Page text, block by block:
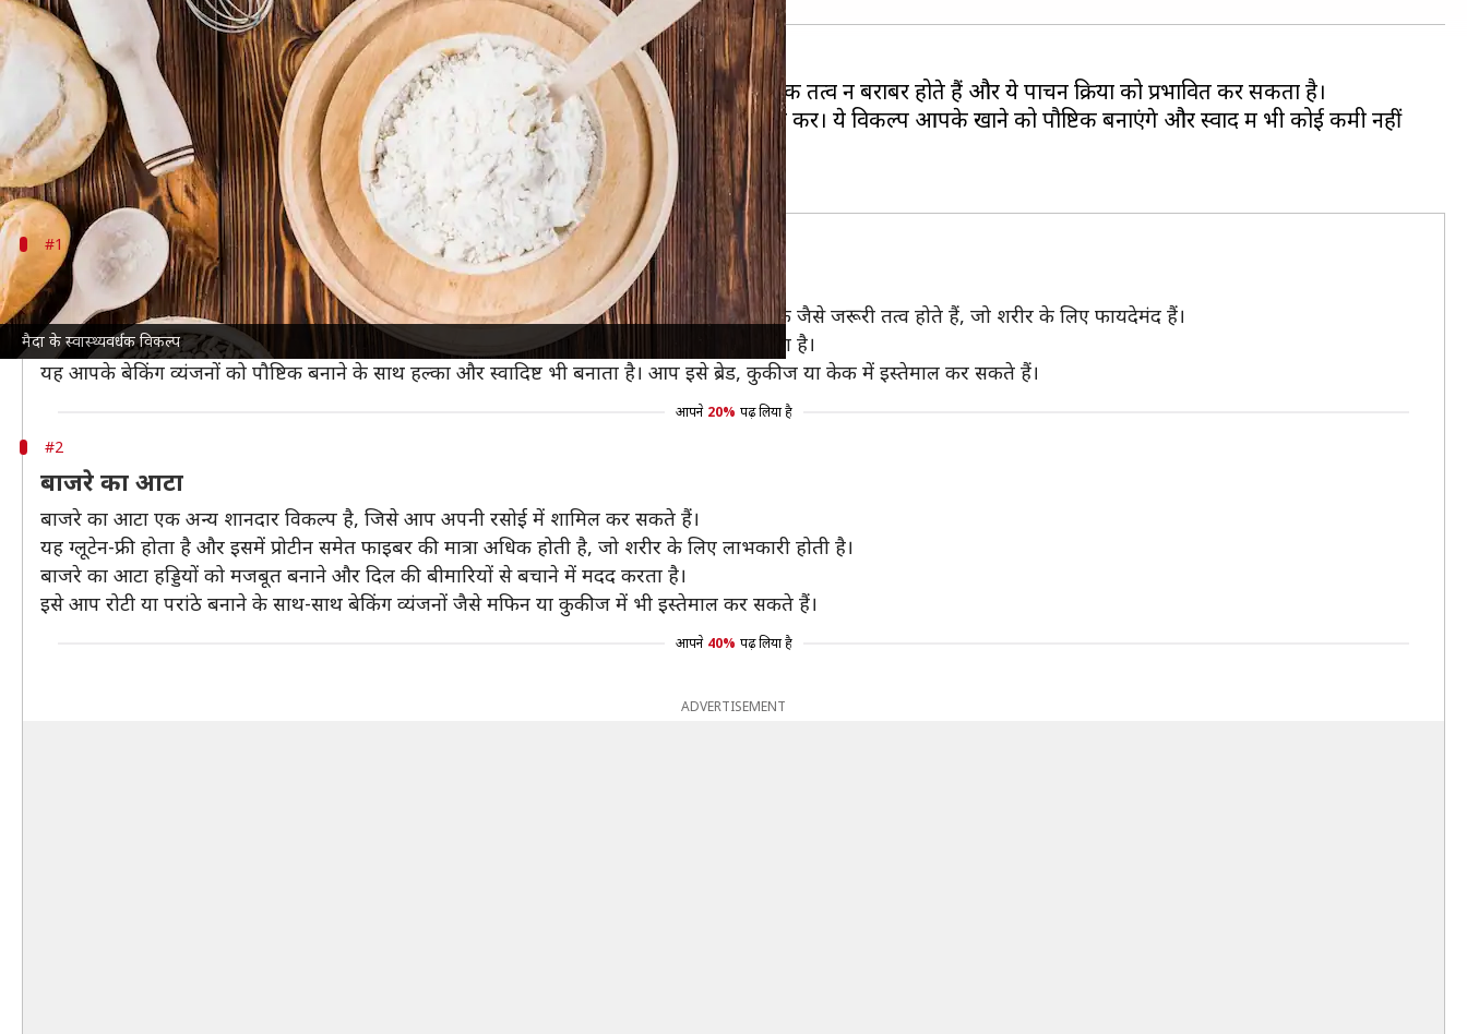
मैदा के स्वास्थ्यवर्धक विकल्प
क्या है खबर?
हमारे खाने में मैदा का उपयोग आम है, लेकिन यहस्वास्थ्य
के लिए अच्छा नहीं माना जाता। इसमें पोषक तत्व न बराबर होते हैं और ये पाचन क्रिया को प्रभावित कर सकता है।
अगर आप अपने खाने को सेहतमंद बनाना चाहते हैं तो मैदा की जगह कुछ अन्य विकल्पों का उपयोग करें। ये विकल्प आपके खाने को पौष्टिक बनाएंगे और स्वाद में भी कोई कमी नहीं
आएगी।
#1
गेहूं का आटा
गेहूं का आटा मैदा की तुलना में अधिक फाइबर और पोषक तत्व देता है। इसमें विटामिन-B, आयरन और जिंक जैसे जरूरी तत्व होते हैं, जो शरीर के लिए फायदेमंद हैं।
इसके अलावा गेहूं का आटा पाचन क्रिया को बेहतर बनाता है, जिससे पेट संबंधी समस्याओं से बचा जा सकता है।
यह आपके बेकिंग व्यंजनों को पौष्टिक बनाने के साथ हल्का और स्वादिष्ट भी बनाता है। आप इसे ब्रेड, कुकीज या केक में इस्तेमाल कर सकते हैं।
आपने 20% पढ़ लिया है
#2
बाजरे का आटा
बाजरे का आटा एक अन्य शानदार विकल्प है, जिसे आप अपनी रसोई में शामिल कर सकते हैं।
यह ग्लूटेन-फ्री होता है और इसमें प्रोटीन समेत फाइबर की मात्रा अधिक होती है, जो शरीर के लिए लाभकारी होती है।
बाजरे का आटा हड्डियों को मजबूत बनाने और दिल की बीमारियों से बचाने में मदद करता है।
इसे आप रोटी या परांठे बनाने के साथ-साथ बेकिंग व्यंजनों जैसे मफिन या कुकीज में भी इस्तेमाल कर सकते हैं।
आपने 40% पढ़ लिया है
ADVERTISEMENT